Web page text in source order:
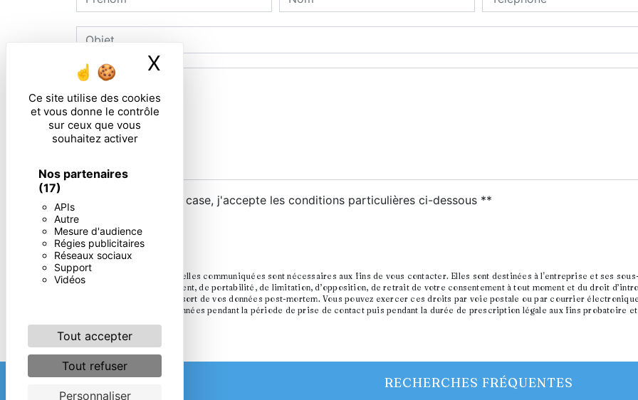
Ce site utilise des cookies
et vous donne le contrôle
sur ceux que vous
souhaitez activer
Nos partenaires
(17)
APIs
Autre
Mesure d'audience
Régies publicitaires
Réseaux sociaux
Support
Vidéos
Tout accepter
Tout refuser
Personnaliser
X Masquer le bandeau des cookies
En cochant cette case, j'accepte les conditions particulières ci-dessous **
** Les données personnelles communiquées sont nécessaires aux fins de vous contacter. Elles sont destinées à l'entreprise et ses
rectification, d’effacement, de portabilité, de limitation, d’opposition, de retrait de votre consentement à tout moment et du droit
ainsi que d’organiser le sort de vos données post-mortem. Vous pouvez exercer ces droits par voie postale ou par courrier
Nous conservons vos données pendant la période de prise de contact puis pendant la durée de prescription légale aux fins probatoire
RECHERCHES FRÉQUENTES